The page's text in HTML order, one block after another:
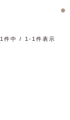
1 件中 1 - 1 件表示